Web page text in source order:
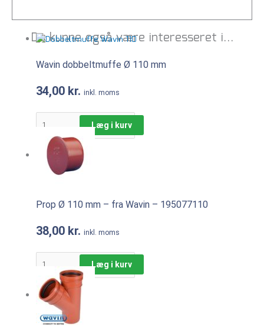
Du kunne også være interesseret i…
Wavin dobbeltmuffe Ø 110 mm
34,00 kr. inkl. moms
Læg i kurv
Prop Ø 110 mm – fra Wavin – 195077110
38,00 kr. inkl. moms
Læg i kurv